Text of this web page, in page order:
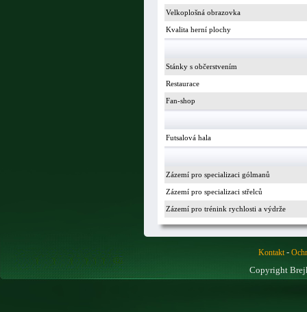
Velkoplošná obrazovka
Kvalita herní plochy
Stánky s občerstvením
Restaurace
Fan-shop
Futsalová hala
Zázemí pro specializaci gólmanů
Zázemí pro specializaci střelců
Zázemí pro trénink rychlosti a výdrže
Kontakt-
Copyright